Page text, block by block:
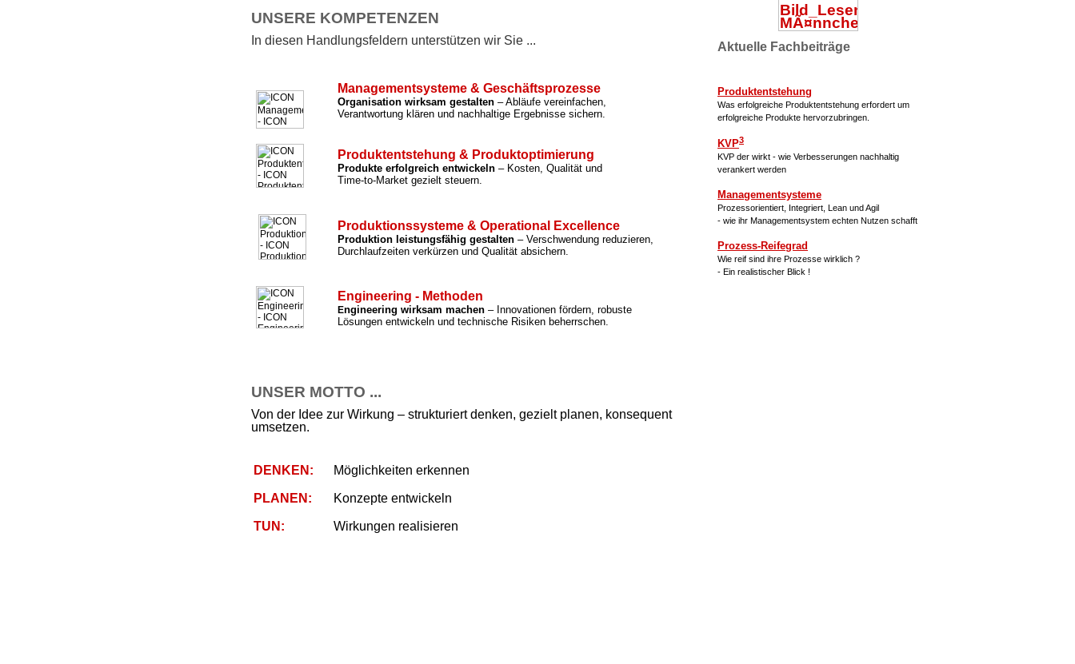
UNSERE KOMPETENZEN
In diesen Handlungsfeldern unterstützen wir Sie ...
Managementsysteme & Geschäftsprozesse
Organisation wirksam gestalten – Abläufe vereinfachen,
Verantwortung klären und nachhaltige Ergebnisse sichern.
Produktentstehung & Produktoptimierung
Produkte erfolgreich entwickeln – Kosten, Qualität und
Time-to-Market gezielt steuern.
Produktionssysteme & Operational Excellence
Produktion leistungsfähig gestalten – Verschwendung reduzieren,
Durchlaufzeiten verkürzen und Qualität absichern.
Engineering - Methoden
Engineering wirksam machen – Innovationen fördern, robuste
Lösungen entwickeln und technische Risiken beherrschen.
UNSER MOTTO ...
Von der Idee zur Wirkung – strukturiert denken, gezielt planen, konsequent
umsetzen.
DENKEN: Möglichkeiten erkennen
PLANEN: Konzepte entwickeln
TUN: Wirkungen realisieren
Aktuelle Fachbeiträge
Produktentstehung
Was erfolgreiche Produktentstehung erfordert um
erfolgreiche Produkte hervorzubringen.
KVP3
KVP der wirkt - wie Verbesserungen nachhaltig
verankert werden
Managementsysteme
Prozessorientiert, Integriert, Lean und Agil
- wie ihr Managementsystem echten Nutzen schafft
Prozess-Reifegrad
Wie reif sind ihre Prozesse wirklich ?
- Ein realistischer Blick !